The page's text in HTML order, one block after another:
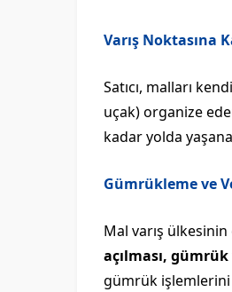
Varış Noktasına
Satıcı, malları
uçak) organize
kadar yolda
Gümrükleme ve
Mal varış ülkesinin
açılması,
gümrük işlemlerini